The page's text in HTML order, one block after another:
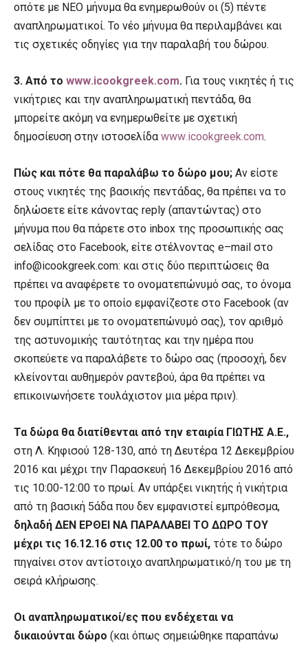
οπότε με ΝΕΟ μήνυμα θα ενημερωθούν οι (5) πέντε
αναπληρωματικοί. Το νέο μήνυμα θα περιλαμβάνει και
τις σχετικές οδηγίες για την παραλαβή του δώρου.
3. Από το www.icookgreek.com. Για τους νικητές ή τις
νικήτριες και την αναπληρωματική πεντάδα, θα
μπορείτε ακόμη να ενημερωθείτε με σχετική
δημοσίευση στην ιστοσελίδα www.icookgreek.com.
Πώς και πότε θα παραλάβω το δώρο μου; Αν είστε
στους νικητές της βασικής πεντάδας, θα πρέπει να το
δηλώσετε είτε κάνοντας reply (απαντώντας) στο
μήνυμα που θα πάρετε στο inbox της προσωπικής σας
σελίδας στο Facebook, είτε στέλνοντας e–mail στο
info@icookgreek.com: και στις δύο περιπτώσεις θα
πρέπει να αναφέρετε το ονοματεπώνυμό σας, το όνομα
του προφίλ με το οποίο εμφανίζεστε στο Facebook (αν
δεν συμπίπτει με το ονοματεπώνυμό σας), τον αριθμό
της αστυνομικής ταυτότητας και την ημέρα που
σκοπεύετε να παραλάβετε το δώρο σας (προσοχή, δεν
κλείνονται αυθημερόν ραντεβού, άρα θα πρέπει να
επικοινωνήσετε τουλάχιστον μια μέρα πριν).
Τα δώρα θα διατίθενται από την εταιρία ΓΙΩΤΗΣ Α.Ε.,
στη Λ. Κηφισού 128-130, από τη Δευτέρα 12 Δεκεμβρίου
2016 και μέχρι την Παρασκευή 16 Δεκεμβρίου 2016 από
τις 10:00-12:00 το πρωί. Αν υπάρξει νικητής ή νικήτρια
από τη βασική 5άδα που δεν εμφανιστεί εμπρόθεσμα,
δηλαδή ΔΕΝ ΕΡΘΕΙ ΝΑ ΠΑΡΑΛΑΒΕΙ ΤΟ ΔΩΡΟ ΤΟΥ
μέχρι τις 16.12.16 στις 12.00 το πρωί, τότε το δώρο
πηγαίνει στον αντίστοιχο αναπληρωματικό/η του με τη
σειρά κλήρωσης.
Οι αναπληρωματικοί/ες που ενδέχεται να
δικαιούνται δώρο (και όπως σημειώθηκε παραπάνω